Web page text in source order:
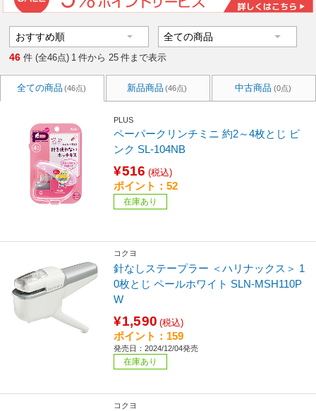
46 件 (全46点) 1 件から 25 件まで表示
全ての商品 (46点) 新品商品 (46点) 中古商品 (0点)
PLUS
ペーパークリンチミニ 約2～4枚とじ ピ
ンク SL-104NB
¥516 (税込)
ポイント：52
在庫あり
コクヨ
針なしステープラー ＜ハリナックス＞ 1
0枚とじ ペールホワイト SLN-MSH110P
W
¥1,590 (税込)
ポイント：159
発売日：2024/12/04発売
在庫あり
コクヨ